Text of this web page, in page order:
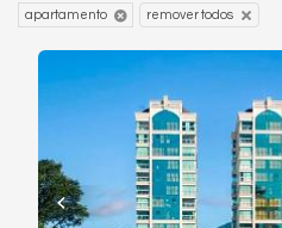
apartamento remover todos